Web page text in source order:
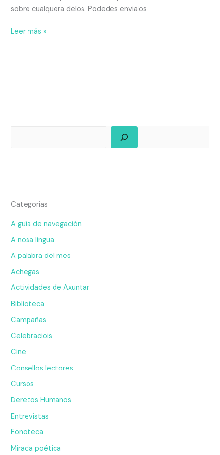
sobre cualquera delos. Podedes envialos
Leer más »
Categorias
A guía de navegación
A nosa lingua
A palabra del mes
Achegas
Actividades de Axuntar
Biblioteca
Campañas
Celebraciois
Cine
Consellos lectores
Cursos
Deretos Humanos
Entrevistas
Fonoteca
Mirada poética